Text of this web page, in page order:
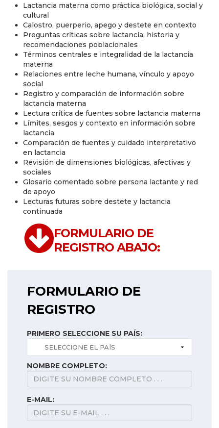
Lactancia materna como práctica biológica, social y
cultural
Calostro, puerperio, apego y destete en contexto
Preguntas críticas sobre lactancia, historia y
recomendaciones poblacionales
Términos centrales e integralidad de la lactancia
materna
Relaciones entre leche humana, vínculo y apoyo
social
Registro y comparación de información sobre
lactancia materna
Lectura crítica de fuentes sobre lactancia materna
Límites, sesgos y contexto en información sobre
lactancia
Comparación de fuentes y cuidado interpretativo
en lactancia
Revisión de dimensiones biológicas, afectivas y
sociales
Glosario comentado sobre persona lactante y red
de apoyo
Lecturas futuras sobre destete y lactancia
continuada
FORMULARIO DE
REGISTRO ABAJO:
FORMULARIO DE
REGISTRO
PRIMERO SELECCIONE SU PAÍS:
NOMBRE COMPLETO:
E-MAIL: